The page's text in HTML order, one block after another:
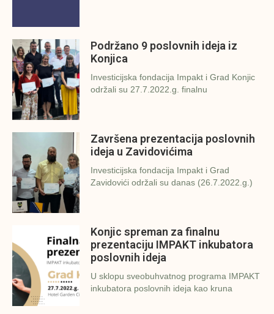
Podržano 9 poslovnih ideja iz
Konjica
Investicijska fondacija Impakt i Grad Konjic
održali su 27.7.2022.g. finalnu
Završena prezentacija poslovnih
ideja u Zavidovićima
Investicijska fondacija Impakt i Grad
Zavidovići održali su danas (26.7.2022.g.)
Konjic spreman za finalnu
prezentaciju IMPAKT inkubatora
poslovnih ideja
U sklopu sveobuhvatnog programa IMPAKT
inkubatora poslovnih ideja kao kruna